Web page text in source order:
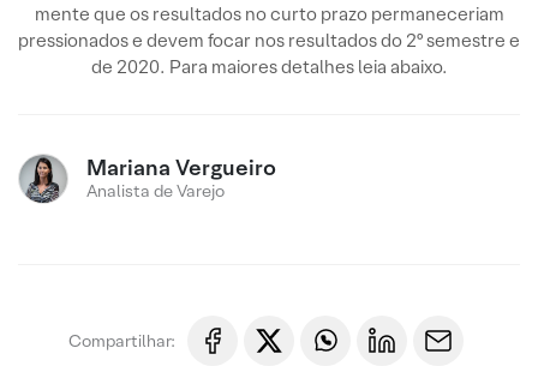
mente que os resultados no curto prazo permaneceriam
pressionados e devem focar nos resultados do 2º semestre e
de 2020. Para maiores detalhes leia abaixo.
Mariana Vergueiro
Analista de Varejo
Compartilhar: